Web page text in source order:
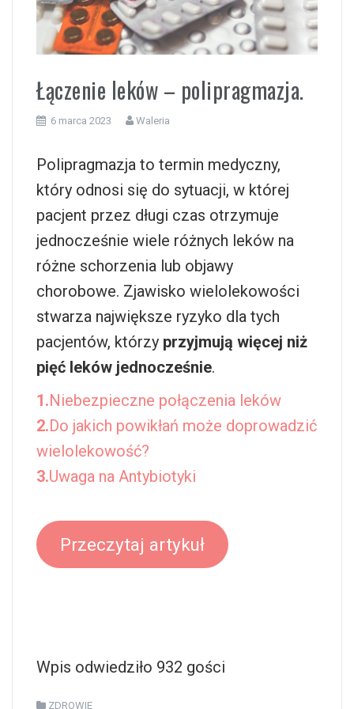
Łączenie leków – polipragmazja.
6 marca 2023 Waleria
Polipragmazja to termin medyczny,
który odnosi się do sytuacji, w której
pacjent przez długi czas otrzymuje
jednocześnie wiele różnych leków na
różne schorzenia lub objawy
chorobowe. Zjawisko wielolekowości
stwarza największe ryzyko dla tych
pacjentów, którzy przyjmują więcej niż
pięć leków jednocześnie.
1.Niebezpieczne połączenia leków
2.Do jakich powikłań może doprowadzić
wielolekowość?
3.Uwaga na Antybiotyki
Przeczytaj artykuł
Wpis odwiedziło 932 gości
ZDROWIE